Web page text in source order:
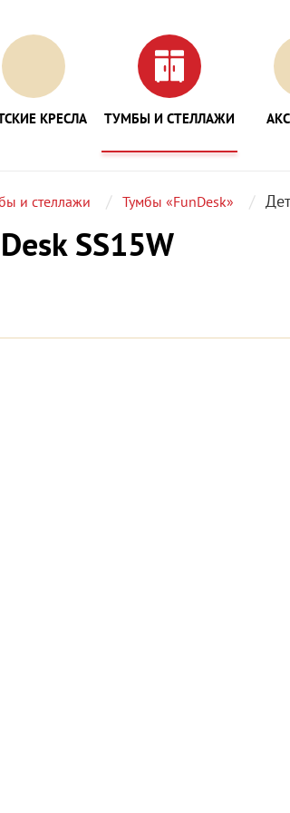
КРЕСЛА ТУМБЫ И СТЕЛЛАЖИ
и стеллажи Тумбы «FunDesk»
SS15W